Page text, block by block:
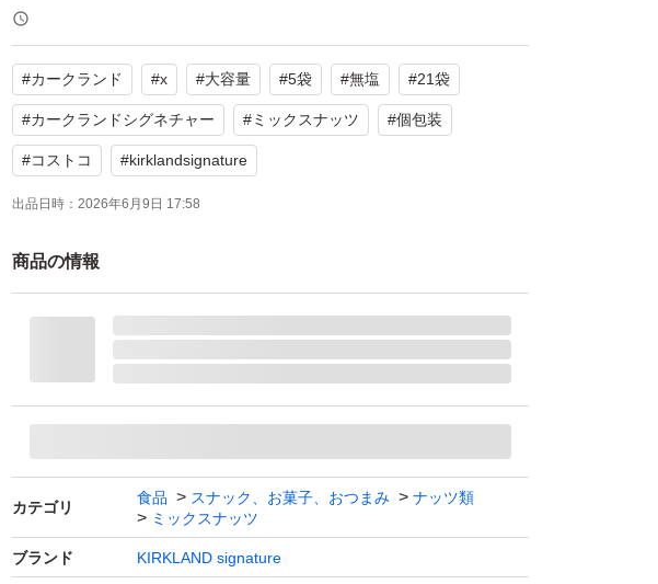
【ブランド】KIRKLAND signature
【商品名】無塩ミックスナッツ
【内容量】45g × 5袋
【賞味期限】2026.１１
★ご注意★
・ゆうパケットポストminiサイズギリギリの為、緩衝材等で保護
・トラブル防止の為宜しくお願いします！
・以上ご理解頂けるお客様のみ宜しくお願い致します！！
#カークランド #x #大容量 #5袋 #無塩 #21袋
#カークランドシグネチャー #ミックスナッツ #個包装
#コストコ #kirklandsignature
出品日時： 2026年6月9日 17:58
商品の情報
カテゴリ
食品 スナック、お菓子、おつまみ
ナッツ類
ミックスナッツ
ブランド KIRKLAND signature